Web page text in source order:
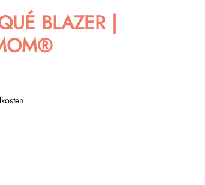
BLAZER |